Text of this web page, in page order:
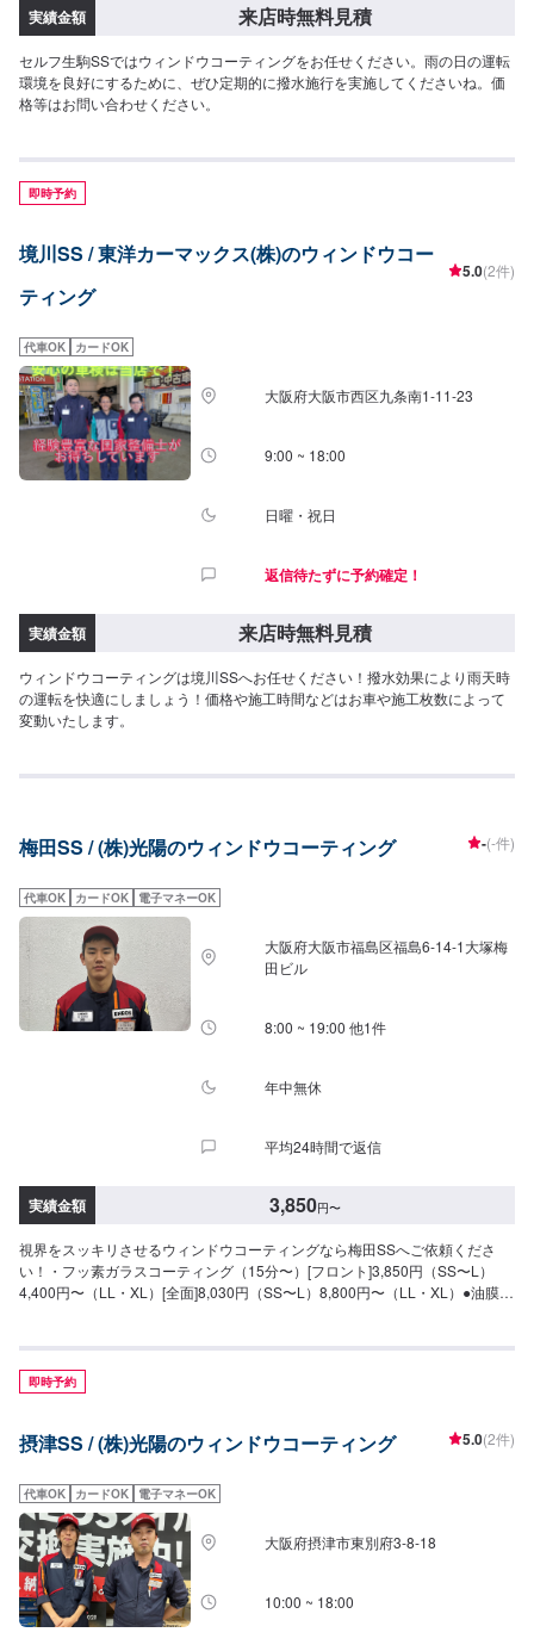
実績金額 来店時無料見積
セルフ生駒SSではウィンドウコーティングをお任せください。雨の日の運転
環境を良好にするために、ぜひ定期的に撥水施行を実施してくださいね。価
格等はお問い合わせください。
即時予約
境川SS / 東洋カーマックス(株)のウィンドウコー
ティング
5.0(2件)
代車OK カードOK
大阪府大阪市西区九条南1-11-23
9:00 ~ 18:00
日曜・祝日
返信待たずに予約確定！
実績金額 来店時無料見積
ウィンドウコーティングは境川SSへお任せください！撥水効果により雨天時
の運転を快適にしましょう！価格や施工時間などはお車や施工枚数によって
変動いたします。
梅田SS / (株)光陽のウィンドウコーティング -(-件)
代車OK カードOK 電子マネーOK
大阪府大阪市福島区福島6-14-1大塚梅
田ビル
8:00 ~ 19:00 他1件
年中無休
平均24時間で返信
実績金額 3,850円〜
視界をスッキリさせるウィンドウコーティングなら梅田SSへご依頼くださ
い！・フッ素ガラスコーティング（15分〜）[フロント]3,850円（SS〜L）
4,400円〜（LL・XL）[全面]8,030円（SS〜L）8,800円〜（LL・XL）●油膜取
します）
即時予約
摂津SS / (株)光陽のウィンドウコーティング 5.0(2件)
代車OK カードOK 電子マネーOK
大阪府摂津市東別府3-8-18
10:00 ~ 18:00